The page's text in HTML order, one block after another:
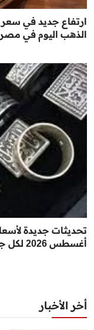
الذهب اليوم في مصر
أغسطس 2026 لكل جرام
أخر الأخبار